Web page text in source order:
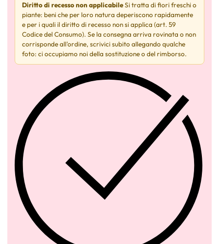
Diritto di recesso non applicabileSi tratta di fiori freschi o
piante: beni che per loro natura deperiscono rapidamente
e per i quali il diritto di recesso non si applica (art. 59
Codice del Consumo). Se la consegna arriva rovinata o non
corrisponde all'ordine, scrivici subito allegando qualche
foto: ci occupiamo noi della sostituzione o del rimborso.